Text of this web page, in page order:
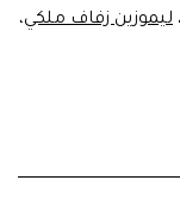
هنا!
، ليموزين زفاف ملكي،